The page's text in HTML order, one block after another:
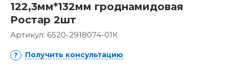
122,3мм*132мм гроднамидовая
Ростар 2шт
Артикул: 6520-2918074-01К
Получить консультацию